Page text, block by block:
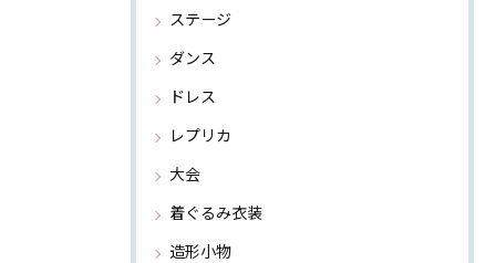
ステージ
ダンス
ドレス
レプリカ
大会
着ぐるみ衣装
造形小物